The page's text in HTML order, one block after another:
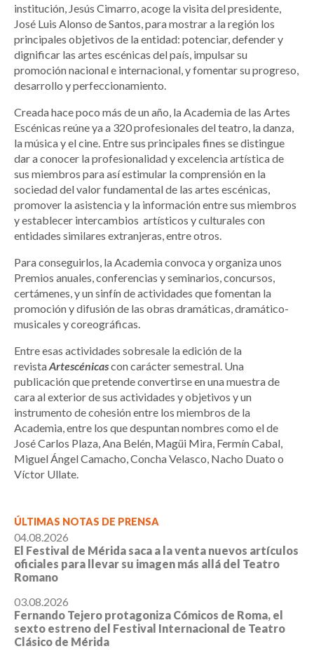
institución, Jesús Cimarro, acoge la visita del presidente,
José Luis Alonso de Santos, para mostrar a la región los
principales objetivos de la entidad: potenciar, defender y
dignificar las artes escénicas del país, impulsar su
promoción nacional e internacional, y fomentar su progreso,
desarrollo y perfeccionamiento.
Creada hace poco más de un año, la Academia de las Artes
Escénicas reúne ya a 320 profesionales del teatro, la danza,
la música y el cine. Entre sus principales fines se distingue
dar a conocer la profesionalidad y excelencia artística de
sus miembros para así estimular la comprensión en la
sociedad del valor fundamental de las artes escénicas,
promover la asistencia y la información entre sus miembros
y establecer intercambios artísticos y culturales con
entidades similares extranjeras, entre otros.
Para conseguirlos, la Academia convoca y organiza unos
Premios anuales, conferencias y seminarios, concursos,
certámenes, y un sinfín de actividades que fomentan la
promoción y difusión de las obras dramáticas, dramático-
musicales y coreográficas.
Entre esas actividades sobresale la edición de la
revistaArtescénicascon carácter semestral. Una
publicación que pretende convertirse en una muestra de
cara al exterior de sus actividades y objetivos y un
instrumento de cohesión entre los miembros de la
Academia, entre los que despuntan nombres como el de
José Carlos Plaza, Ana Belén, Magüi Mira, Fermín Cabal,
Miguel Ángel Camacho, Concha Velasco, Nacho Duato o
Víctor Ullate.
ÚLTIMAS NOTAS DE PRENSA
04.08.2026
El Festival de Mérida saca a la venta nuevos artículos
oficiales para llevar su imagen más allá del Teatro
Romano
03.08.2026
Fernando Tejero protagoniza Cómicos de Roma, el
sexto estreno del Festival Internacional de Teatro
Clásico de Mérida